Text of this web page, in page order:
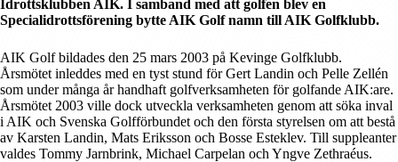
Idrottsklubben AIK. I samband med att golfen blev en
Specialidrottsförening bytte AIK Golf namn till AIK Golfklubb.
AIK Golf bildades den 25 mars 2003 på Kevinge Golfklubb.
Årsmötet inleddes med en tyst stund för Gert Landin och Pelle Zellén
som under många år handhaft golfverksamheten för golfande AIK:are.
Årsmötet 2003 ville dock utveckla verksamheten genom att söka inval
i AIK och Svenska Golfförbundet och den första styrelsen om att bestå
av Karsten Landin, Mats Eriksson och Bosse Esteklev. Till suppleanter
valdes Tommy Jarnbrink, Michael Carpelan och Yngve Zethraéus.